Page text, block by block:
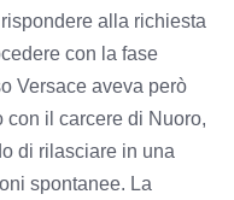
alla richiesta
con la fase
Versace aveva però
il carcere di Nuoro,
di rilasciare in una
spontanee. La